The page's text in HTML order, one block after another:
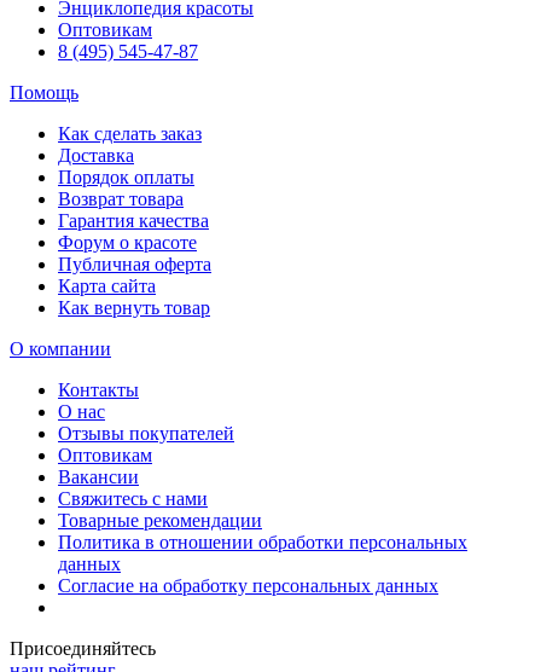
Энциклопедия красоты
Оптовикам
8 (495) 545-47-87
Помощь
Как сделать заказ
Доставка
Порядок оплаты
Возврат товара
Гарантия качества
Форум о красоте
Публичная оферта
Карта сайта
Как вернуть товар
О компании
Контакты
О нас
Отзывы покупателей
Оптовикам
Вакансии
Свяжитесь с нами
Товарные рекомендации
Политика в отношении обработки персональных
данных
Согласие на обработку персональных данных
Присоединяйтесь